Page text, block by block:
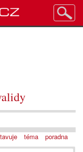
téma poradna